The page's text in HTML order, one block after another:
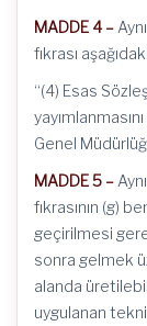
MADDE 4 –
fıkrası
“(4) Esas
Genel
MADDE 5 –
fıkrasının (g)
geçirilmesi
sonra gelmek
alanda
uygulanan